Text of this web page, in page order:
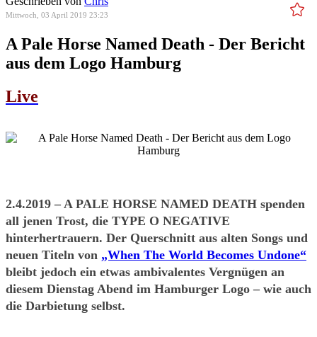
Mittwoch, 03 April 2019 23:23
A Pale Horse Named Death - Der Bericht
aus dem Logo Hamburg
Live
2.4.2019 – A PALE HORSE NAMED DEATH spenden
all jenen Trost, die TYPE O NEGATIVE
hinterhertrauern. Der Querschnitt aus alten Songs und
neuen Titeln von „When The World Becomes Undone“
bleibt jedoch ein etwas ambivalentes Vergnügen an
diesem Dienstag Abend im Hamburger Logo – wie auch
die Darbietung selbst.